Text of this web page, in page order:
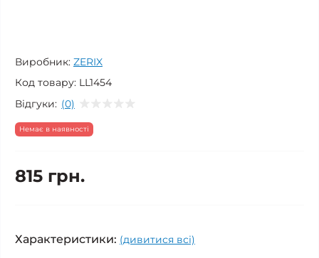
Виробник: ZERIX
Код товару: LL1454
Відгуки: (0)
Немає в наявності
815 грн.
Характеристики: (дивитися всі)